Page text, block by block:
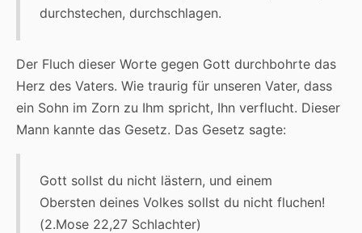
durchstechen, durchschlagen.
Der Fluch dieser Worte gegen Gott durchbohrte das
Herz des Vaters. Wie traurig für unseren Vater, dass
ein Sohn im Zorn zu Ihm spricht, Ihn verflucht. Dieser
Mann kannte das Gesetz. Das Gesetz sagte:
Gott sollst du nicht lästern, und einem
Obersten deines Volkes sollst du nicht fluchen!
(2.Mose 22,27 Schlachter)